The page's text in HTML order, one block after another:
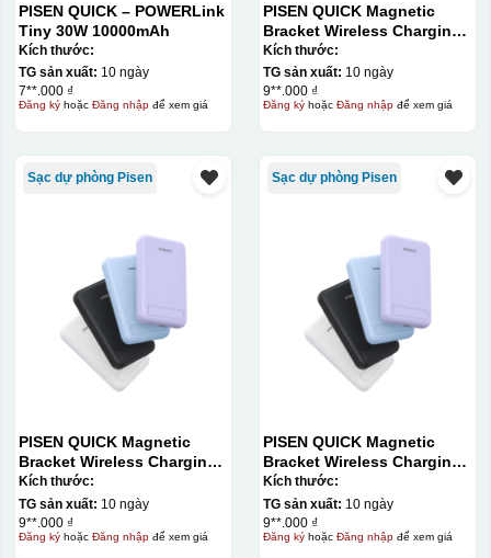
PISEN QUICK – POWERLink
Tiny 30W 10000mAh
Kích thước:
TG sản xuất: 10 ngày
7**.000 ₫
Đăng kýhoặc Đăng nhậpđể xem giá
PISEN QUICK Magnetic
Bracket Wireless Charging
Power Bank PD296C-1
10000 (20W) (LS-
DY240/Purple) Carton – CN
Kích thước:
TG sản xuất: 10 ngày
9**.000 ₫
Đăng kýhoặc Đăng nhậpđể xem giá
Sạc dự phòng Pisen
PISEN QUICK Magnetic
Bracket Wireless Charging
Power Bank PD296C-1
10000 (20W) (LS-
DY240/Purple) Carton – CN
Kích thước:
TG sản xuất: 10 ngày
9**.000 ₫
Đăng kýhoặc Đăng nhậpđể xem giá
Sạc dự phòng Pisen
PISEN QUICK Magnetic
Bracket Wireless Charging
Power Bank PD296C-1
10000 (20W) (LS-
DY240/Purple) Carton – CN
Kích thước:
TG sản xuất: 10 ngày
9**.000 ₫
Đăng kýhoặc Đăng nhậpđể xem giá